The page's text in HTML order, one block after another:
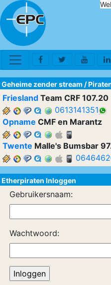
Geheime zender stream /
Friesland Team CRF 107.20
0613141351
Opname CMF en Marantz
Twente Malle's Bumsbar
Etherpiraten Inloggen
Gebruikersnaam:
Wachtwoord: